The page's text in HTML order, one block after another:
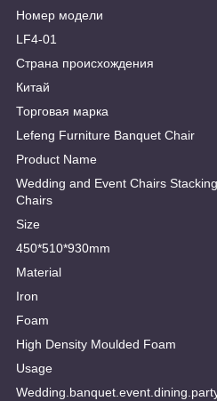
Номер модели
LF4-01
Страна происхождения
Китай
Торговая марка
Lefeng Furniture Banquet Chair
Product Name
Wedding and Event Chairs
Chairs
Size
450*510*930mm
Material
Iron
Foam
High Density Moulded Foam
Usage